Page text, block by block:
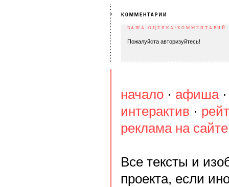
ВАША ОЦЕНКА/КОММЕНТАРИЙ
Пожалуйста авторизуйтесь!
начало · афиша
интерактив ·
реклама на сайте
Все тексты и
проекта, если